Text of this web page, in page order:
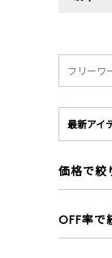
最新アイ
価格で絞
OFF率で